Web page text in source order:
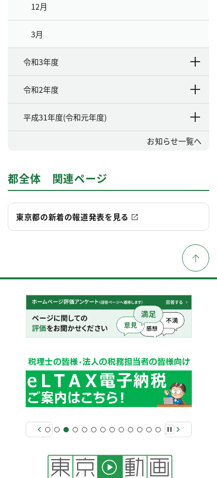
12月
3月
令和3年度
令和2年度
平成31年度(令和元年度)
お知らせ一覧へ
都全体 関連ページ
東京都の新着の報道発表を見る